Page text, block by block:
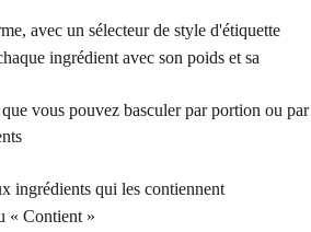
avec un sélecteur de style d'étiquette
ingrédient avec son poids et sa
vous pouvez basculer par portion ou par
ingrédients qui les contiennent
« Contient »